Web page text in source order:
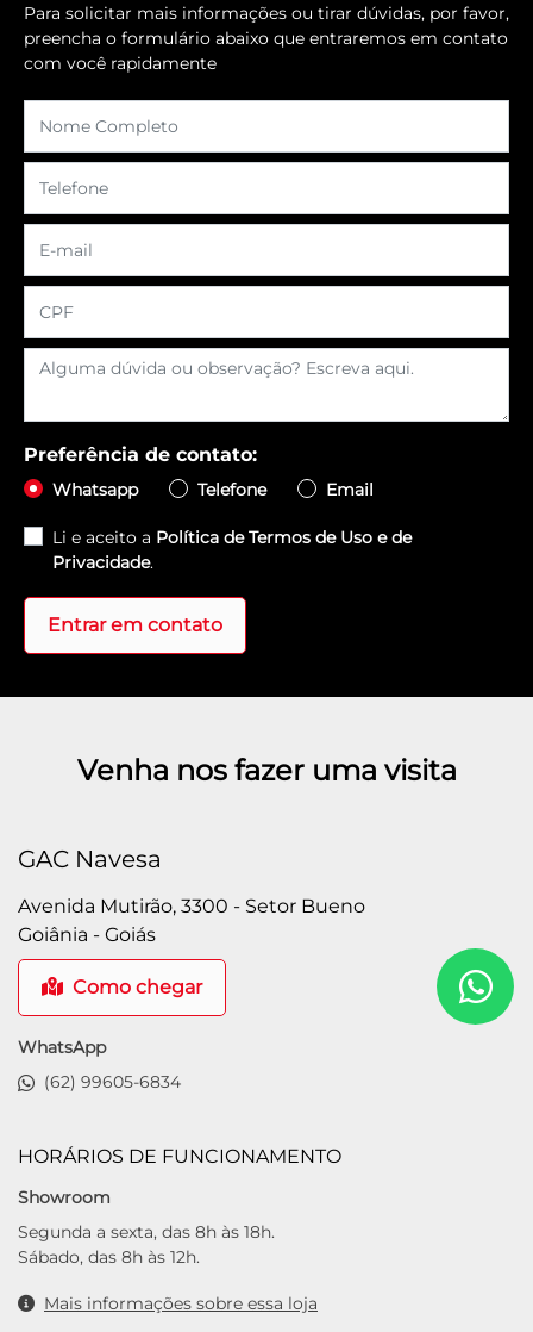
Para solicitar mais informações ou tirar dúvidas, por favor,
preencha o formulário abaixo que entraremos em contato
com você rapidamente
Preferência de contato:
Whatsapp Telefone Email
Li e aceito a Política de Termos de Uso e de
Privacidade.
Entrar em contato
Venha nos fazer uma visita
GAC Navesa
Avenida Mutirão, 3300 - Setor Bueno
Goiânia - Goiás
Como chegar
WhatsApp
(62) 99605-6834
HORÁRIOS DE FUNCIONAMENTO
Showroom
Segunda a sexta, das 8h às 18h.
Sábado, das 8h às 12h.
Mais informações sobre essa loja